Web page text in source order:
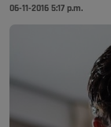
06-11-2016 5:17 p.m.